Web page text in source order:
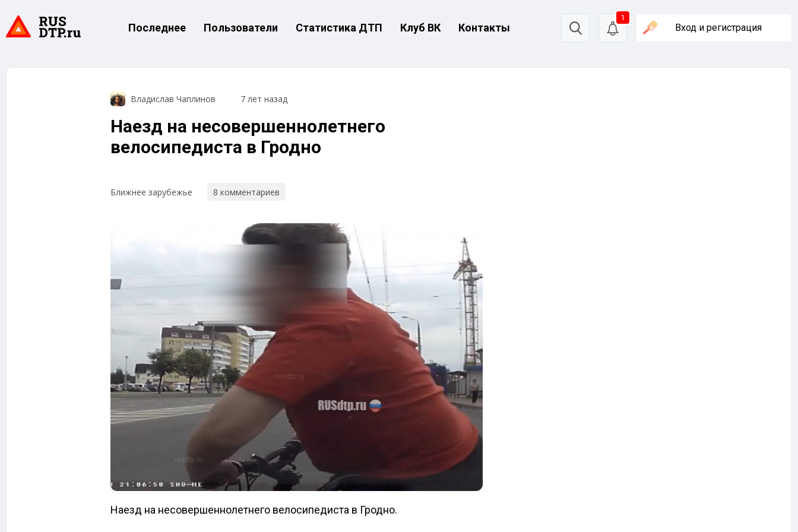
Последнее Пользователи Статистика ДТП Клуб ВК Контакты
1
Вход и регистрация
Владислав Чаплинов 7 лет назад
Наезд на несовершеннолетнего
велосипедиста в Гродно
Ближнее зарубежье 8 комментариев
Наезд на несовершеннолетнего велосипедиста в Гродно.